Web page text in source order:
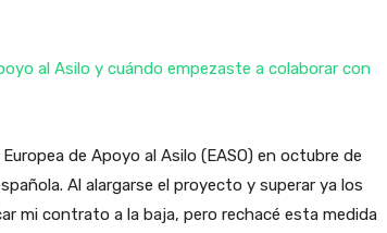
al Asilo y cuándo empezaste a colaborar con
de Apoyo al Asilo (EASO) en octubre de
Al alargarse el proyecto y superar ya los
mi contrato a la baja, pero rechacé esta medida